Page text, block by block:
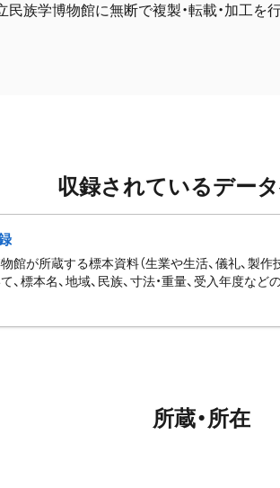
民族学博物館に無断で複製・転載・加工を
収録されているデー
館が所蔵する標本資料（生業や生活、儀礼、製
、標本名、地域、民族、寸法・重量、受入年度な
所蔵・所在